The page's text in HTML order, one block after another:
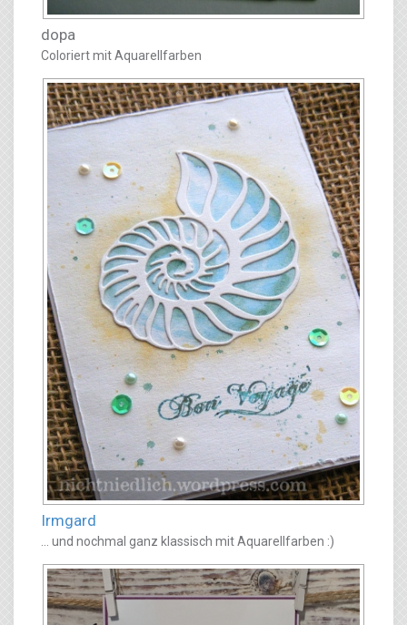
dopa
Coloriert mit Aquarellfarben
Irmgard
... und nochmal ganz klassisch mit Aquarellfarben :)